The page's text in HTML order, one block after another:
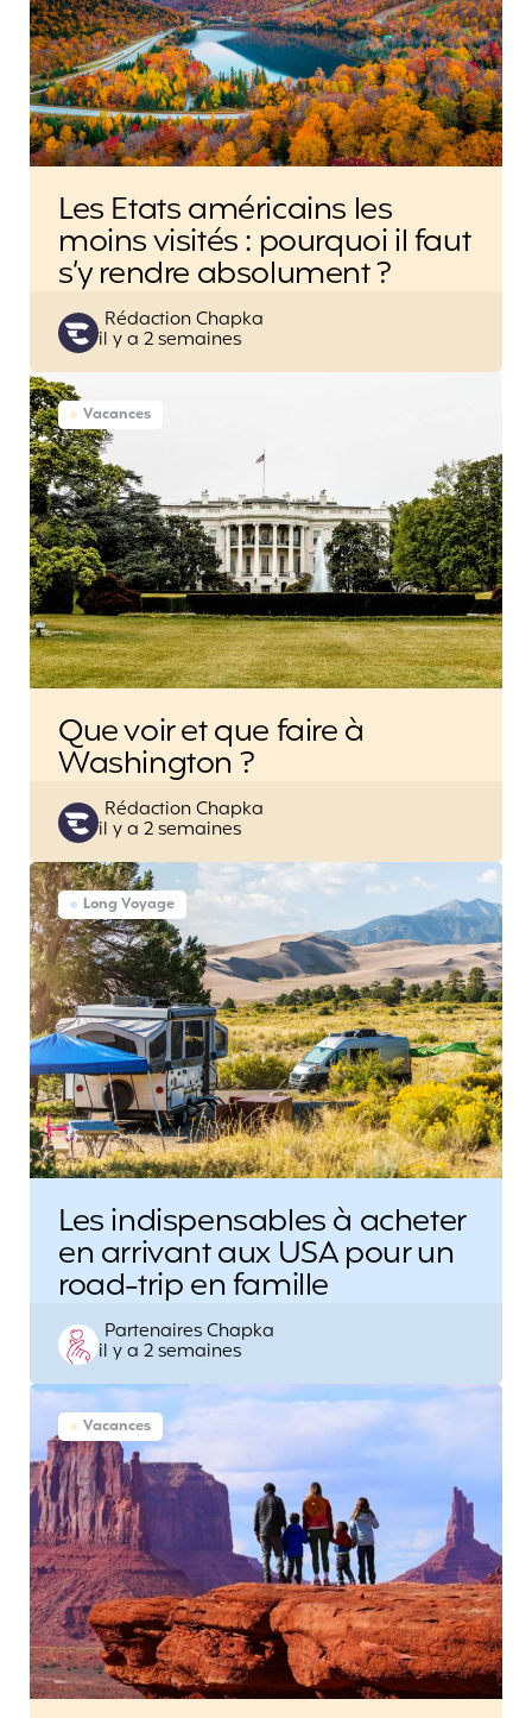
Les Etats américains les
moins visités : pourquoi il faut
s’y rendre absolument ?
Posted
by
Rédaction Chapka
il y a 2 semaines
Vacances
Que voir et que faire à
Washington ?
Posted
by
Rédaction Chapka
il y a 2 semaines
Long Voyage
Les indispensables à acheter
en arrivant aux USA pour un
road-trip en famille
Posted
by
Partenaires Chapka
il y a 2 semaines
Vacances